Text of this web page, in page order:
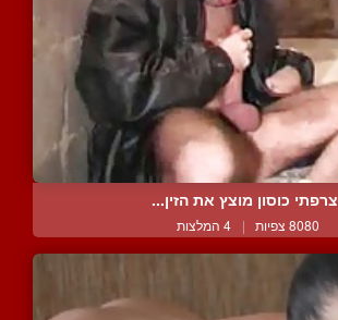
צרפתי כוסון מוצץ את הזין...
8080 צפיות | 4 המלצות